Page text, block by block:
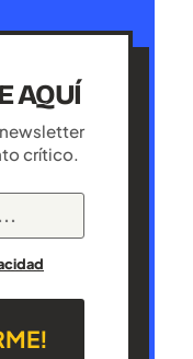
AQUÍ
crítico.